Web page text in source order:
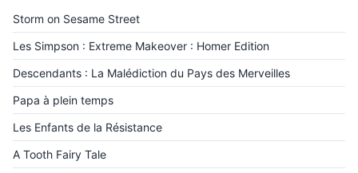
Storm on Sesame Street
Les Simpson : Extreme Makeover : Homer Edition
Descendants : La Malédiction du Pays des Merveilles
‎Papa à plein temps
Les Enfants de la Résistance
A Tooth Fairy Tale